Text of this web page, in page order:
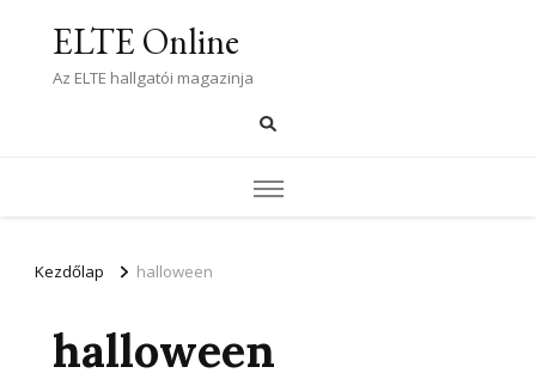
ELTE Online
Az ELTE hallgatói magazinja
Kezdőlap halloween
halloween